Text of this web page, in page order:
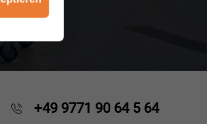
+49 9771 90 64 5 64